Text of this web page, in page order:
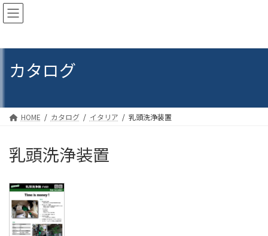
コ
ン
ナ
ビ
カタログ
HOME カタログ イタリア 乳頭洗浄装置
乳頭洗浄装置